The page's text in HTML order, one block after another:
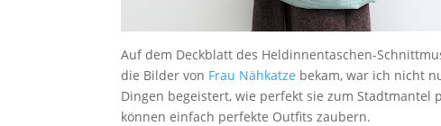
Auf dem Deckblatt des Heldinnentaschen-
die Bilder von Frau Nähkatze bekam, war ich nicht
Dingen begeistert, wie perfekt sie zum
können einfach perfekte Outfits zaubern.